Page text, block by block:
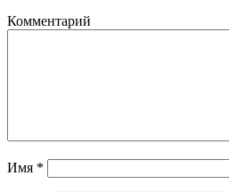
Комментарий
Имя *